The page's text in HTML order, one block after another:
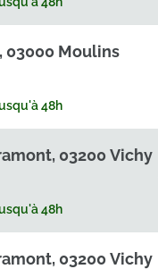
03000 Moulins
48h
03200 Vichy
48h
03200 Vichy